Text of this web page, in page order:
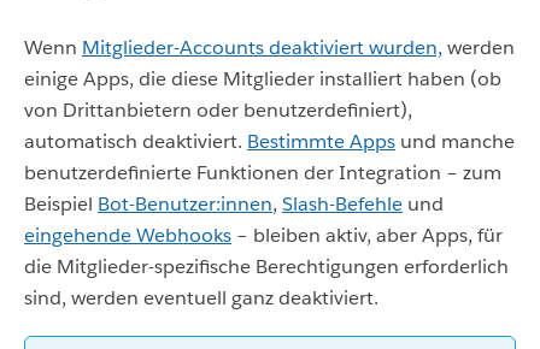
Wenn Mitglieder-Accounts deaktiviert wurden, werden
einige Apps, die diese Mitglieder installiert haben (ob
von Drittanbietern oder benutzerdefiniert),
automatisch deaktiviert. Bestimmte Apps und manche
benutzerdefinierte Funktionen der Integration – zum
Beispiel Bot-Benutzer:innen, Slash-Befehle und
eingehende Webhooks – bleiben aktiv, aber Apps, für
die Mitglieder-spezifische Berechtigungen erforderlich
sind, werden eventuell ganz deaktiviert.